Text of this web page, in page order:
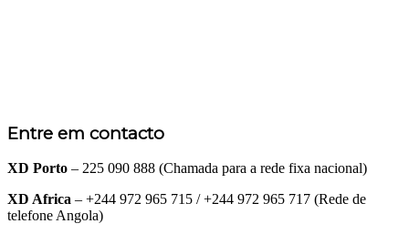
Entre em contacto
XD Porto – 225 090 888 (Chamada para a rede fixa nacional)
XD Africa – +244 972 965 715 / +244 972 965 717 (Rede de
telefone Angola)